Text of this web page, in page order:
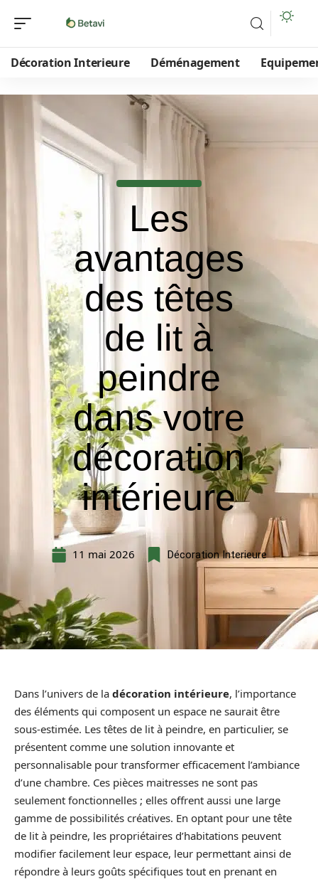
Décoration Interieure Déménagement
Les
avantages
des têtes
de lit à
peindre
dans votre
décoration
intérieure
11 mai 2026 Décoration Interieure
Dans l’univers de la décoration intérieure, l’importance
des éléments qui composent un espace ne saurait être
sous-estimée. Les têtes de lit à peindre, en particulier, se
présentent comme une solution innovante et
personnalisable pour transformer efficacement l’ambiance
d’une chambre. Ces pièces maitresses ne sont pas
seulement fonctionnelles ; elles offrent aussi une large
gamme de possibilités créatives. En optant pour une tête
de lit à peindre, les propriétaires d’habitations peuvent
modifier facilement leur espace, leur permettant ainsi de
répondre à leurs goûts spécifiques tout en prenant en